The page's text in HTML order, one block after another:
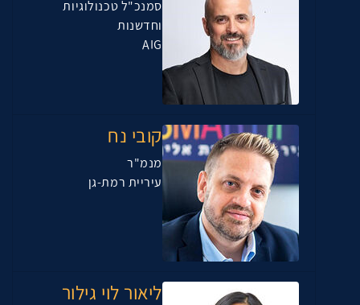
סמנכ"ל טכנולוגיות
וחדשנות
AIG
קובי נח
מנמ"ר
עיריית רמת-גן
ליאור לוי גילור